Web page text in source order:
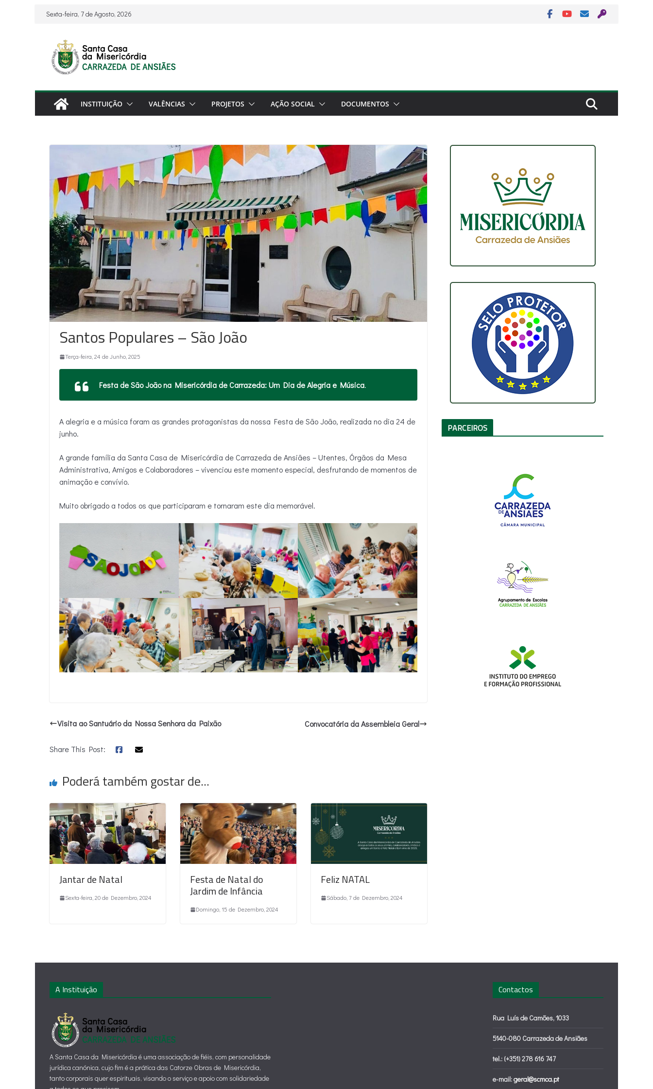
SkipSexta-feira, 7 de Agosto, 2026
INSTITUIÇÃO VALÊNCIAS PROJETOS AÇÃO SOCIAL DOCUMENTOS
Santos Populares – São João
Terça-feira, 24 de Junho, 2025
Festa de São João na Misericórdia de Carrazeda: Um Dia de Alegria e Música.
A alegria e a música foram as grandes protagonistas da nossa Festa de São João, realizada no dia 24 de
junho.
A grande família da Santa Casa de Misericórdia de Carrazeda de Ansiães – Utentes, Órgãos da Mesa
Administrativa, Amigos e Colaboradores – vivenciou este momento especial, desfrutando de momentos de
animação e convívio.
Muito obrigado a todos os que participaram e tornaram este dia memorável.
Visita ao Santuário da Nossa Senhora da Paixão Convocatória da Assembleia Geral
Share This Post:
Poderá também gostar de...
Jantar de Natal
Sexta-feira, 20 de Dezembro, 2024
Festa de Natal do
Jardim de Infância
Domingo, 15 de Dezembro, 2024
Feliz NATAL
Sábado, 7 de Dezembro, 2024
PARCEIROS
A Instituição
A Santa Casa da Misericórdia é uma associação de fiéis, com personalidade
jurídica canónica, cujo fim é a prática das Catorze Obras de Misericórdia,
tanto corporais quer espirituais, visando o serviço e apoio com solidariedade
Contactos
Rua Luís de Camões, 1033
5140-080 Carrazeda de Ansiães
tel.: (+351) 278 616 747
e-mail:geral@scmca.pt